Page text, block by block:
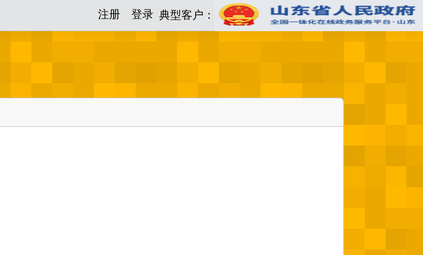
注册 登录 典型客户：